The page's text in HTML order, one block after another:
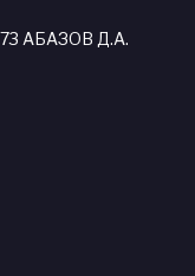
АБАЗОВ Д.А.